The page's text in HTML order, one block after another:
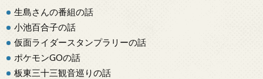
生島さんの番組の話
小池百合子の話
仮面ライダースタンプラリーの話
ポケモンGOの話
板東三十三観音巡りの話